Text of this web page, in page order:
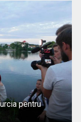
pentru